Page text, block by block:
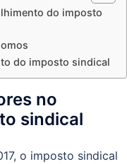
do imposto
do imposto sindical
no
sindical
o imposto sindical